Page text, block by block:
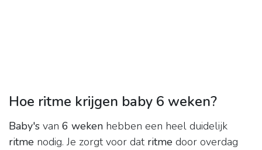
Hoe ritme krijgen baby 6 weken?
Baby's van 6 weken hebben een heel duidelijk
ritme nodig. Je zorgt voor dat ritme door overdag